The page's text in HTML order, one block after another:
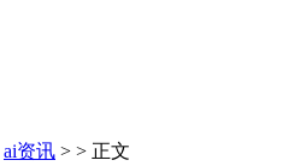
ai资讯 > > 正文